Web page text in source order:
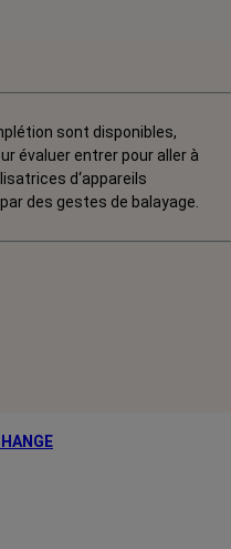
sont disponibles,
évaluer entrer pour aller à
d‘appareils
des gestes de balayage.